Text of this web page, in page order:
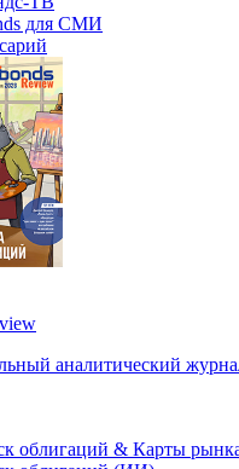
Hub
рынка
Hub
ТВ
для СМИ
аналитический журнал